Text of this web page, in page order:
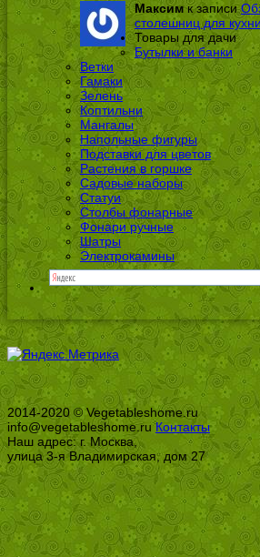
Максимк записи
столешниц для
Товары для дачи
Бутылки и банки
Ветки
Гамаки
Зелень
Коптильни
Мангалы
Напольные фигуры
Подставки для цветов
Растения в горшке
Садовые наборы
Статуи
Столбы фонарные
Фонари ручные
Шатры
Электрокамины
2014-2020 © Vegetableshome.ru
info@vegetableshome.ruКонтакты
Наш адрес: г. Москва,
улица 3-я Владимирская, дом 27